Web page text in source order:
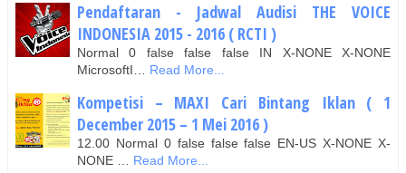
Pendaftaran - Jadwal Audisi THE VOICE
INDONESIA 2015 - 2016 ( RCTI )
Normal 0 false false false IN X-NONE X-NONE
MicrosoftI…
Read More...
Kompetisi – MAXI Cari Bintang Iklan ( 1
December 2015 – 1 Mei 2016 )
12.00 Normal 0 false false false EN-US X-NONE X-
NONE …
Read More...